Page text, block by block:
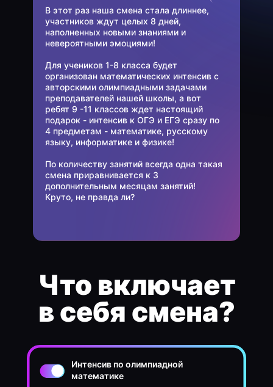
В этот раз наша смена стала длиннее,
участников ждут целых 8 дней,
наполненных новыми знаниями и
невероятными эмоциями!
Для учеников 1-8 класса будет
организован математических интенсив с
авторскими олимпиадными задачами
преподавателей нашей школы, а вот
ребят 9 -11 классов ждет настоящий
подарок - интенсив к ОГЭ и ЕГЭ сразу по
4 предметам - математике, русскому
языку, информатике и физике!
По количеству занятий всегда одна такая
смена приравнивается к 3
дополнительным месяцам занятий!
Круто, не правда ли?
Что включает
в себя смена?
Интенсив по олимпиадной
математике